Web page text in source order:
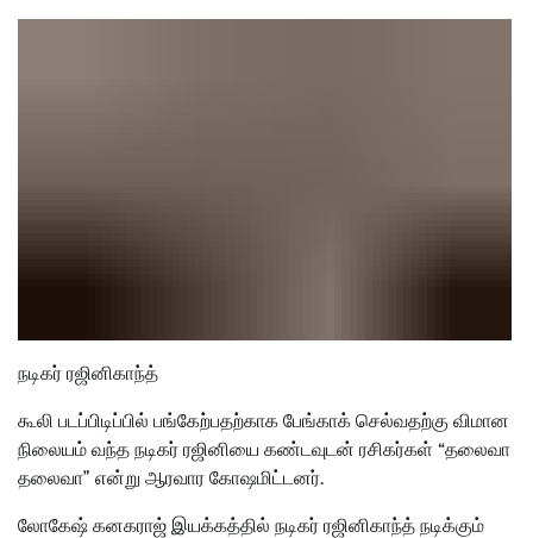
நடிகர் ரஜினிகாந்த்
கூலி படப்பிடிப்பில் பங்கேற்பதற்காக பேங்காக் செல்வதற்கு விமான
நிலையம் வந்த நடிகர் ரஜினியை கண்டவுடன் ரசிகர்கள் “தலைவா
தலைவா” என்று ஆரவார கோஷமிட்டனர்.
லோகேஷ் கனகராஜ் இயக்கத்தில் நடிகர் ரஜினிகாந்த் நடிக்கும்